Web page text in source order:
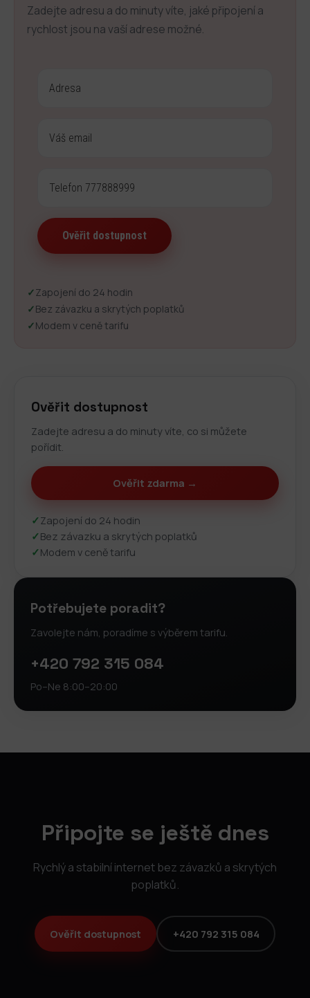
Zadejte adresu a do minuty víte, jaké připojení a
rychlost jsou na vaší adrese možné.
✓Zapojení do 24 hodin
✓Bez závazku a skrytých poplatků
✓Modem v ceně tarifu
Ověřit dostupnost
Zadejte adresu a do minuty víte, co si můžete
pořídit.
Ověřit zdarma →
✓Zapojení do 24 hodin
✓Bez závazku a skrytých poplatků
✓Modem v ceně tarifu
Potřebujete poradit?
Zavolejte nám, poradíme s výběrem tarifu.
+420 792 315 084
Po–Ne 8:00–20:00
Připojte se ještě dnes
Rychlý a stabilní internet bez závazků a skrytých
poplatků.
Ověřit dostupnost +420 792 315 084